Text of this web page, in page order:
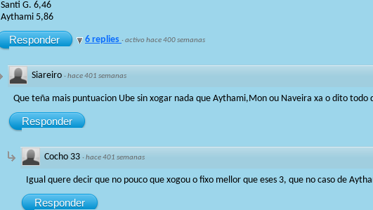
Santi G. 6,46
Aythami 5,86
Responder 6 replies ·activo hace 400 semanas
Siareiro ·hace 401 semanas
Que teña mais puntuacion Ube sin xogar nada que Aythami,Mon ou Naveira xa o dito todo
Responder
Cocho 33 ·hace 401 semanas
Igual quere decir que no pouco que xogou o fixo mellor que eses 3, que no caso de
Responder